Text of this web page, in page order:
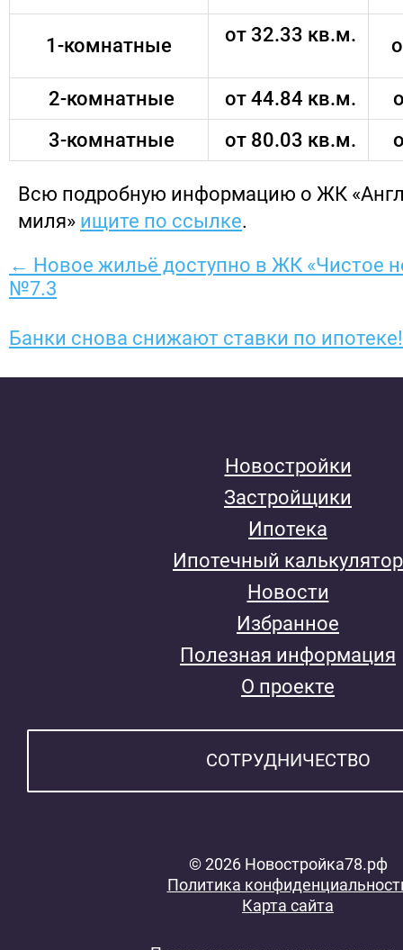
1-комнатные от 32.33 кв.м.
2-комнатные от 44.84 кв.м.
3-комнатные
от 80.03 кв.м.
Всю подробную информацию о ЖК
миля» ищите по ссылке.
← Новое жильё доступно в ЖК «Чистое
№7.3
Банки снова снижают ставки по
Новостройки
Застройщики
Ипотека
Ипотечный калькулятор
Новости
Избранное
Полезная информация
О проекте
СОТРУДНИЧЕСТВО
© 2026 Новостройка78.рф
Политика
Карта сайта